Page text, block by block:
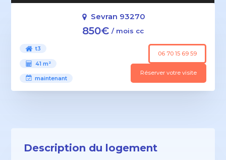
Sevran 93270
850€ / mois cc
t3
41 m²
maintenant
06 70 15 69 59
Réserver votre visite
Description du logement